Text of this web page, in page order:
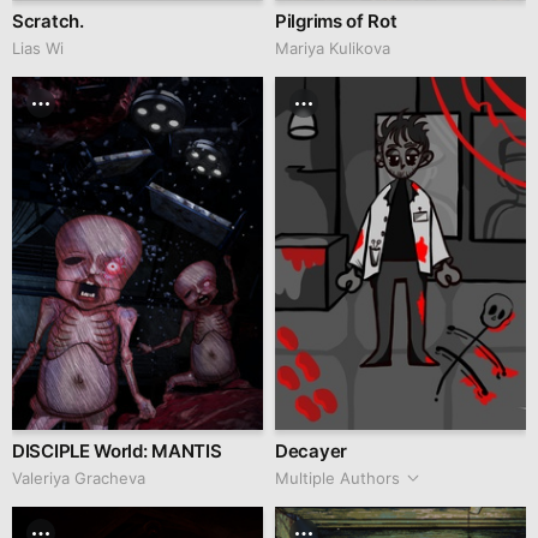
Scratch.
Lias Wi
Pilgrims of Rot
Mariya Kulikova
DISCIPLE World: MANTIS
Valeriya Gracheva
Decayer
Multiple Authors